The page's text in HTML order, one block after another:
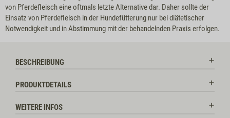
von Pferdefleisch eine oftmals letzte Alternative dar. Daher sollte der
Einsatz von Pferdefleisch in der Hundefütterung nur bei diätetischer
Notwendigkeit und in Abstimmung mit der behandelnden Praxis erfolgen.
BESCHREIBUNG
PRODUKTDETAILS
WEITERE INFOS